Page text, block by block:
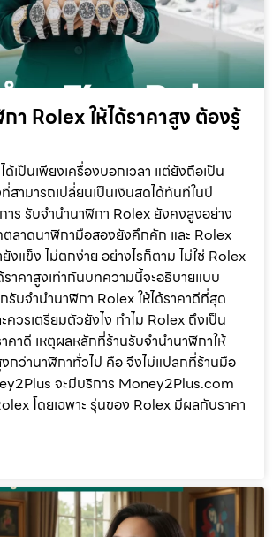
า Rolex ให้ได้ราคาสูง ต้องรู้
เป็นเพียงเครื่องบอกเวลา แต่ยังถือเป็น
ามารถเปลี่ยนเป็นเงินสดได้ทันทีในปี
ร รับจำนำนาฬิกา Rolex ยังคงสูงอย่าง
ตลาดนาฬิกามือสองยังคึกคัก และ Rolex
งแข็ง ไม่ตกง่าย อย่างไรก็ตาม ไม่ใช่ Rolex
ราคาสูงเท่ากันบทความนี้จะอธิบายแบบ
รับจำนำนาฬิกา Rolex ให้ได้ราคาดีที่สุด
ควรเตรียมตัวยังไง ทำไม Rolex ถึงเป็น
คาดี เหตุผลหลักที่ร้านรับจำนำนาฬิกาให้
กว่านาฬิกาทั่วไป คือ จึงไม่แปลกที่ร้านมือ
จะมีบริการ Money2Plus.com
โดยเฉพาะ รุ่นของ Rolex มีผลกับราคา